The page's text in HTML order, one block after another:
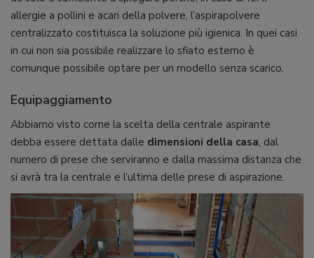
allergie a pollini e acari della polvere, l’aspirapolvere
centralizzato costituisca la soluzione più igienica. In quei casi
in cui non sia possibile realizzare lo sfiato esterno è
comunque possibile optare per un modello senza scarico.
Equipaggiamento
Abbiamo visto come la scelta della centrale aspirante
debba essere dettata dalle dimensioni della casa, dal
numero di prese che serviranno e dalla massima distanza che
si avrà tra la centrale e l’ultima delle prese di aspirazione.